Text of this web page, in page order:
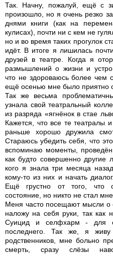
Так. Начну, пожалуй, ещё с
произошло, но я очень резко
днями книги (как на
кулисах), почти ни с кем не
но и во время таких прогулок
идёт. В итоге я лишилась
друзей в театре. Когда я
размышлений о жизни и
что не здороваюсь более чем
ещё осенью мне было приятно
Так же весьма
узнала свой театральный
из разряда «ягнёнок в стае
Кажется, что все те театралы
раньше хорошо дружила
Стараюсь убедить себя, что
вспоминаю моменты,
как будто совершенно другие
кого я знала три месяца
кому-то из них и начать
Ещё грустно от того, что
состояние, но никто не стал
Меня часто посещают мысли о
наложу на себя руки, так как
Суицид и селфхарм - для
последнего. Так же, я
родственников, мне больно
смерть, сразу слёзы